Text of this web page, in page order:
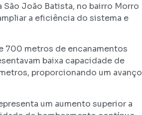
João Batista, no bairro Morro
a eficiência do sistema e
700 metros de encanamentos
baixa capacidade de
proporcionando um avanço
um aumento superior a